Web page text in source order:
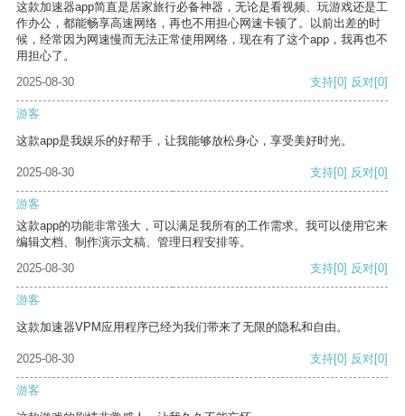
这款加速器app简直是居家旅行必备神器，无论是看视频、玩游戏还是工
作办公，都能畅享高速网络，再也不用担心网速卡顿了。以前出差的时
候，经常因为网速慢而无法正常使用网络，现在有了这个app，我再也不
用担心了。
2025-08-30
支持[0] 反对[0]
游客
这款app是我娱乐的好帮手，让我能够放松身心，享受美好时光。
2025-08-30 支持[0] 反对[0]
游客
这款app的功能非常强大，可以满足我所有的工作需求。我可以使用它来
编辑文档、制作演示文稿、管理日程安排等。
2025-08-30
支持[0] 反对[0]
游客
这款加速器VPM应用程序已经为我们带来了无限的隐私和自由。
2025-08-30 支持[0] 反对[0]
游客